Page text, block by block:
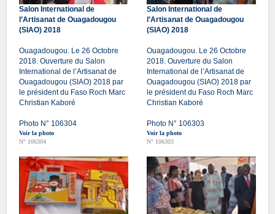
Salon International de
l’Artisanat de Ouagadougou
(SIAO) 2018
Ouagadougou. Le 26 Octobre
2018. Ouverture du Salon
International de l’Artisanat de
Ouagadougou (SIAO) 2018 par
le président du Faso Roch Marc
Christian Kaboré
Photo N° 106304
Voir la photo
N° 106304
Salon International de
l’Artisanat de Ouagadougou
(SIAO) 2018
Ouagadougou. Le 26 Octobre
2018. Ouverture du Salon
International de l’Artisanat de
Ouagadougou (SIAO) 2018 par
le président du Faso Roch Marc
Christian Kaboré
Photo N° 106303
Voir la photo
N° 106303